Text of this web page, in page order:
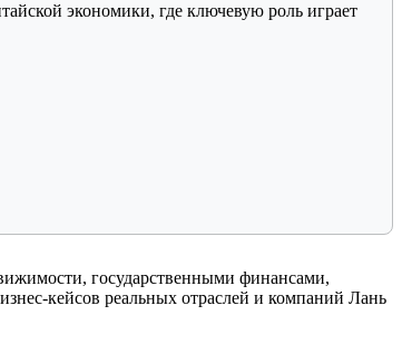
экономики, где ключевую роль играет
государственными финансами,
кейсов реальных отраслей и компаний Лань